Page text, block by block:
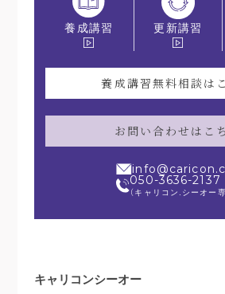
養成講習 更新講習
養成講習無料相談は
お問い合わせはこ
050-3636-2137
（キャリコン.シーオー専
キャリコンシーオー